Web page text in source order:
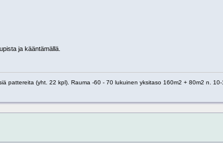
ja kääntämällä.
pattereita (yht. 22 kpl). Rauma -60 - 70 lukuinen yksitaso 160m2 + 80m2 n. 10-